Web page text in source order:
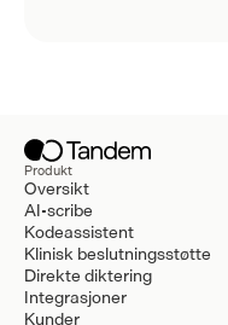
Produkt
Oversikt
AI-scribe
Kodeassistent
Klinisk beslutningsstøtte
Direkte diktering
Integrasjoner
Kunder